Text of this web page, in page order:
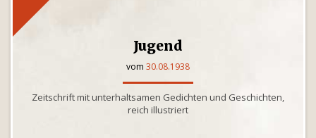
Jugend
vom 30.08.1938
Zeitschrift mit unterhaltsamen Gedichten und Geschichten,
reich illustriert